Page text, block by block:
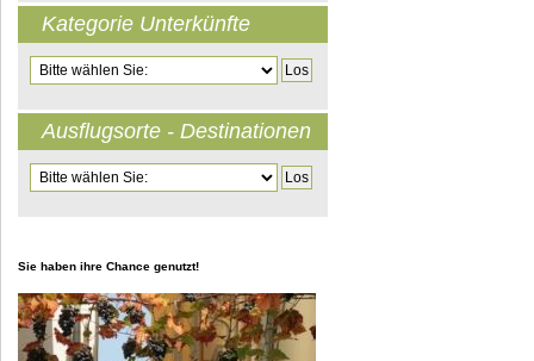
Kategorie Unterkünfte
Zielseite
Ausflugsorte - Destinationen
Zielseite
Sie haben ihre Chance genutzt!